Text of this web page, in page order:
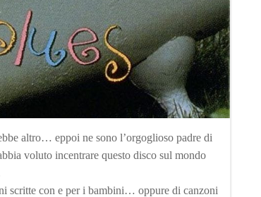
altro… eppoi ne sono l’orgoglioso padre di
voluto incentrare questo disco sul mondo
scritte con e per i bambini… oppure di canzoni